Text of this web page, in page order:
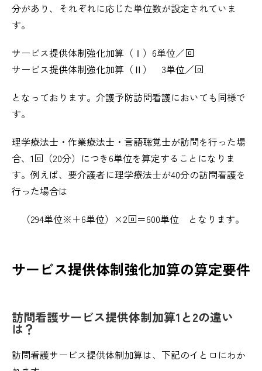
分があり、それぞれに応じた単位数が設定されていま
す。
サービス提供体制強化加算（Ⅰ）6単位／回
サービス提供体制強化加算（Ⅱ） 3単位／回
となっております。介護予防訪問看護においても同様で
す。
理学療法士・作業療法士・言語聴覚士が訪問を行った場
合、1回（20分）につき6単位を算定することになりま
す。例えば、要介護者に理学療法士が40分の訪問看護を
行った場合は
（294単位※＋6単位）×2回＝600単位 となります。
サービス提供体制強化加算の算定要件
訪問看護サービス提供体制加算1と2の違い
は？
訪問看護サービス提供体制加算は、下記のイとロにわか